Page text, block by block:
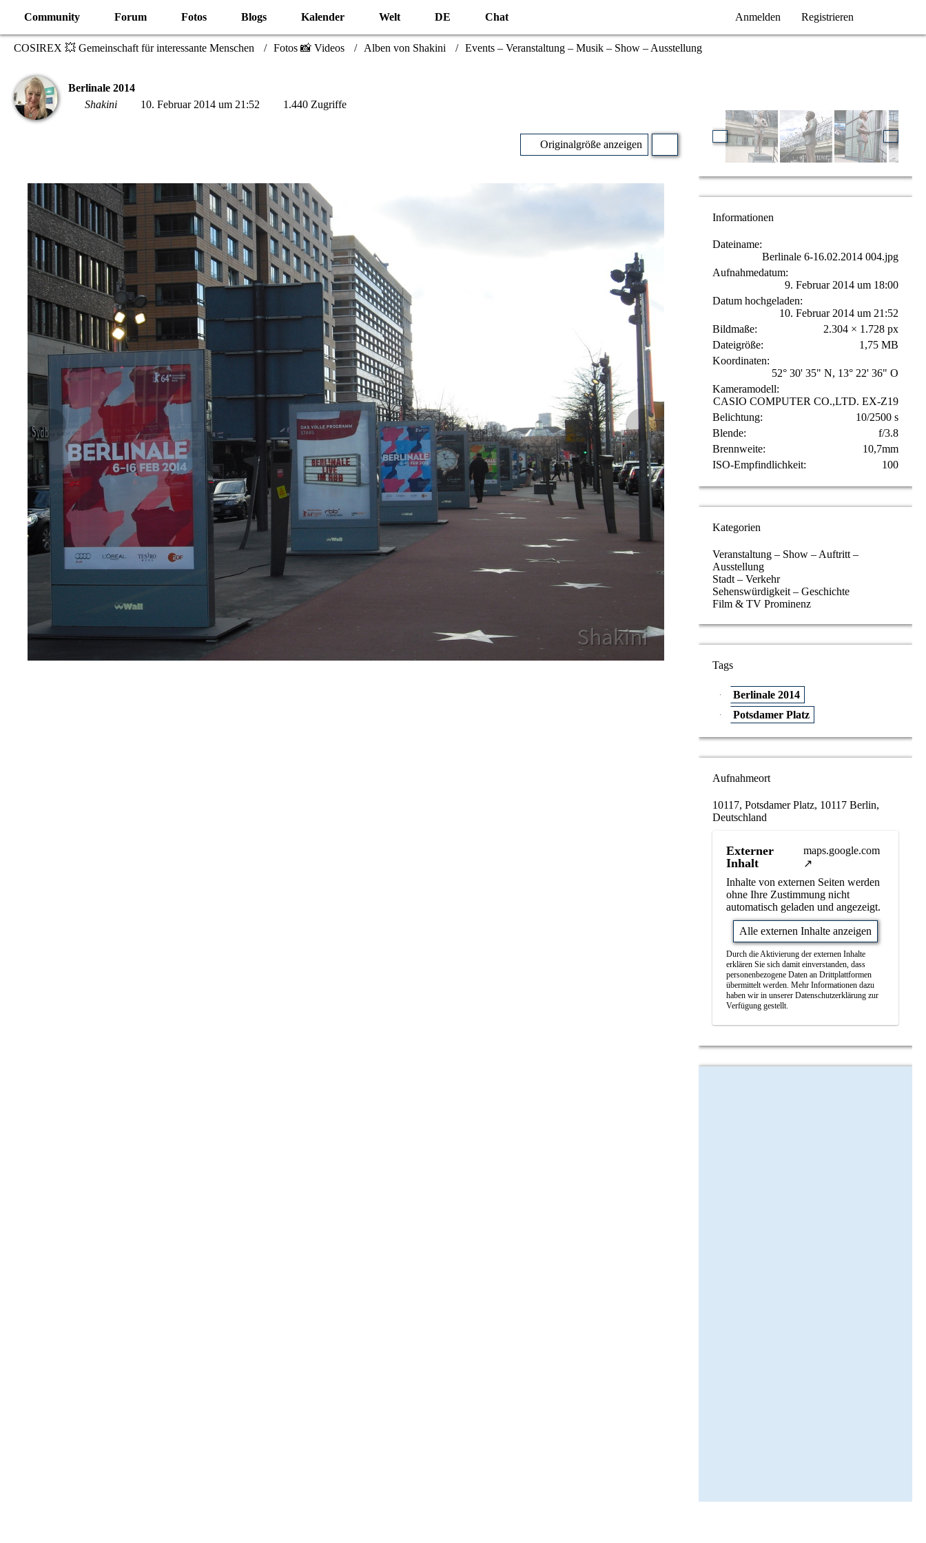
Community Forum Fotos Blogs Kalender Welt DE Chat Anmelden Registrieren
COSIREX 💥 Gemeinschaft für interessante Menschen Fotos 📸 Videos Alben von Shakini Events – Veranstaltung – Musik – Show – Ausstellung
Berlinale 2014
Shakini
10. Februar 2014 um 21:52 1.440 Zugriffe
Originalgröße anzeigen
Informationen
Dateiname
Berlinale 6-16.02.2014 004.jpg
Aufnahmedatum
9. Februar 2014 um 18:00
Datum hochgeladen
10. Februar 2014 um 21:52
Bildmaße
2.304 × 1.728 px
Dateigröße
1,75 MB
Koordinaten
52° 30' 35" N, 13° 22' 36" O
Kameramodell
CASIO COMPUTER CO.,LTD. EX-Z19
Belichtung
10/2500 s
Blende
f/3.8
Brennweite
10,7mm
ISO-Empfindlichkeit
100
Kategorien
Veranstaltung – Show – Auftritt –
Ausstellung
Stadt – Verkehr
Sehenswürdigkeit – Geschichte
Film & TV Prominenz
Tags
Berlinale 2014
Potsdamer Platz
Aufnahmeort
10117, Potsdamer Platz, 10117 Berlin,
Deutschland
Externer
Inhalt
maps.google.com
Inhalte von externen Seiten werden
ohne Ihre Zustimmung nicht
automatisch geladen und angezeigt.
Alle externen Inhalte anzeigen
Durch die Aktivierung der externen Inhalte
erklären Sie sich damit einverstanden, dass
personenbezogene Daten an Drittplattformen
übermittelt werden. Mehr Informationen dazu
haben wir in unserer Datenschutzerklärung zur
Verfügung gestellt.